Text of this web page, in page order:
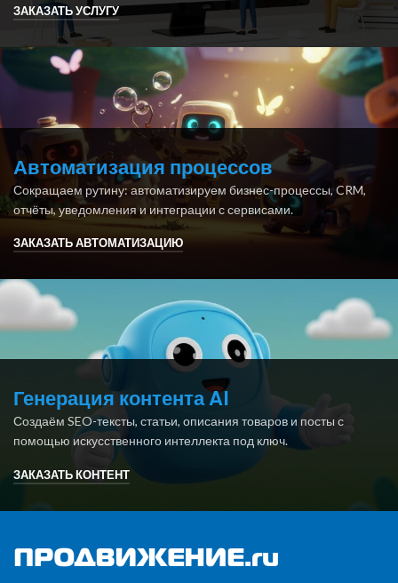
ЗАКАЗАТЬ УСЛУГУ
Автоматизация процессов
Сокращаем рутину: автоматизируем бизнес-процессы, CRM,
отчёты, уведомления и интеграции с сервисами.
ЗАКАЗАТЬ АВТОМАТИЗАЦИЮ
Генерация контента AI
Создаём SEO-тексты, статьи, описания товаров и посты с
помощью искусственного интеллекта под ключ.
ЗАКАЗАТЬ КОНТЕНТ